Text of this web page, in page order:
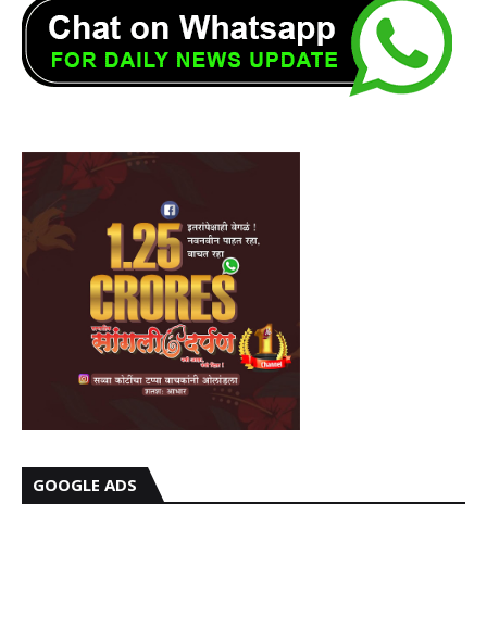
GOOGLE ADS